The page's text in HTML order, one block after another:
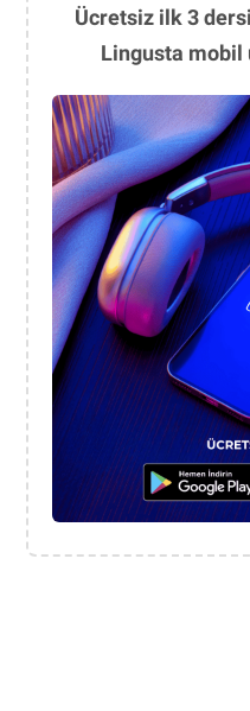
Ücretsiz ilk 3
Lingusta mobil